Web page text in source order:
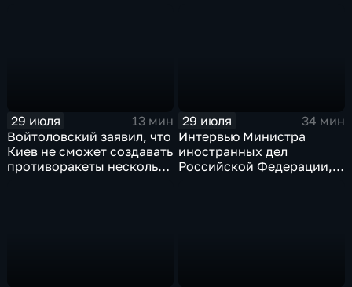
29 июля
13 мин
Войтоловский заявил, что
Киев не сможет создавать
противоракеты несколько
29 июля
34 мин
Интервью Министра
иностранных дел
Российской Федерации,